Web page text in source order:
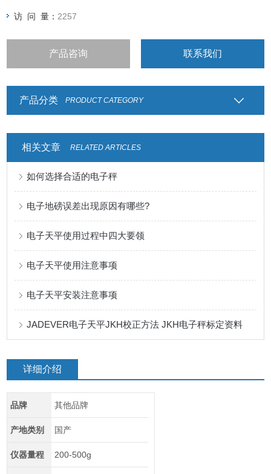
访 问 量： 2257
产品咨询 联系我们
产品分类 PRODUCT CATEGORY
相关文章 RELATED ARTICLES
如何选择合适的电子秤
电子地磅误差出现原因有哪些?
电子天平使用过程中四大要领
电子天平使用注意事项
电子天平安装注意事项
JADEVER电子天平JKH校正方法 JKH电子秤标定资料
详细介绍
品牌 其他品牌
产地类别 国产
仪器量程 200-500g